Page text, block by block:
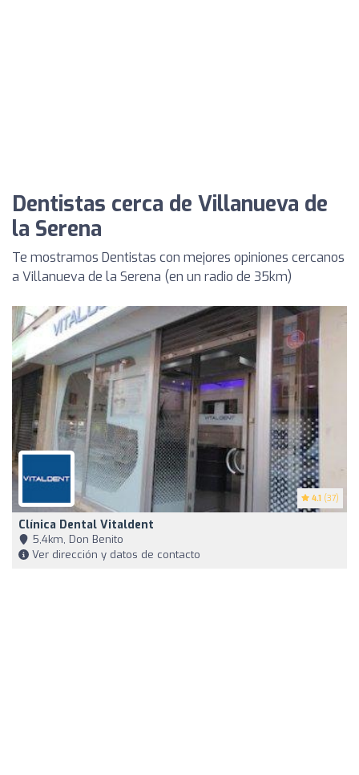
Dentistas cerca de Villanueva de
la Serena
Te mostramos Dentistas con mejores opiniones cercanos
a Villanueva de la Serena (en un radio de 35km)
4.1 (37)
Clínica Dental Vitaldent
5,4km, Don Benito
Ver dirección y datos de contacto